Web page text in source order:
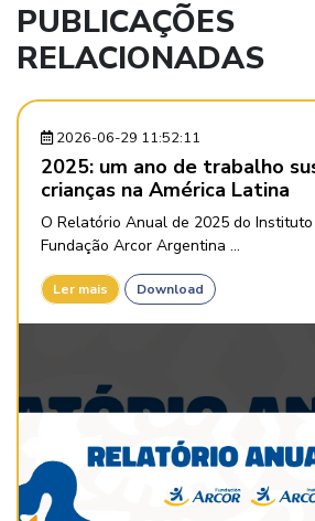
PUBLICAÇÕES
RELACIONADAS
2026-06-29 11:52:11
2025: um ano de trabalho
crianças na América Latina
O Relatório Anual de 2025 do
Fundação Arcor Argentina ...
Ler mais Download